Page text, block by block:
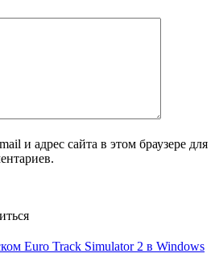
и адрес сайта в этом браузере для
Euro Track Simulator 2 в Windows